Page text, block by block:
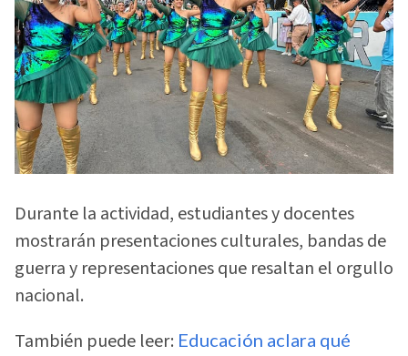
Durante la actividad, estudiantes y docentes
mostrarán presentaciones culturales, bandas de
guerra y representaciones que resaltan el orgullo
nacional.
También puede leer: Educación aclara qué